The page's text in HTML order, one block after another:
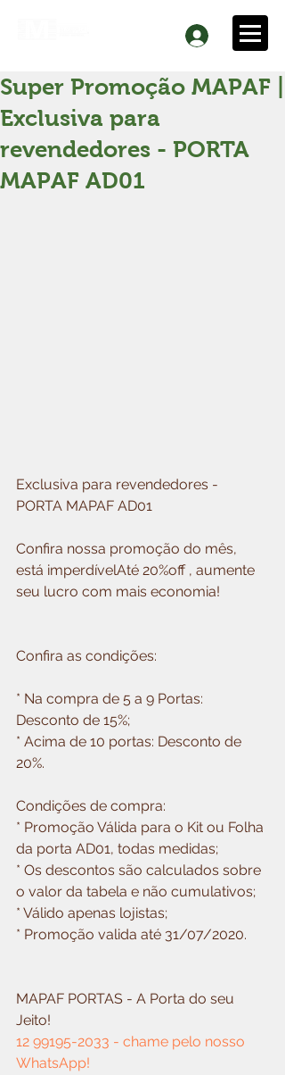
Super Promoção MAPAF |
Exclusiva para
revendedores - PORTA
MAPAF AD01
Exclusiva para revendedores -
PORTA MAPAF AD01
Confira nossa promoção do mês,
está imperdívelAté 20%off , aumente
seu lucro com mais economia!
Confira as condições:
* Na compra de 5 a 9 Portas:
Desconto de 15%;
* Acima de 10 portas: Desconto de
20%.
Condições de compra:
* Promoção Válida para o Kit ou Folha
da porta AD01, todas medidas;
* Os descontos são calculados sobre
o valor da tabela e não cumulativos;
* Válido apenas lojistas;
* Promoção valida até 31/07/2020.
MAPAF PORTAS - A Porta do seu
Jeito!
12 99195-2033 - chame pelo nosso
WhatsApp!